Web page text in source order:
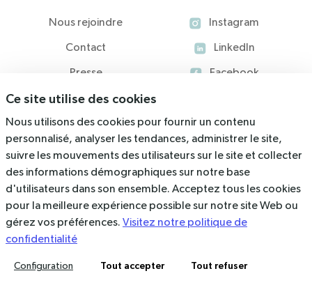
Nous rejoindre
Contact
Presse
Blog
Ressources
Instagram
LinkedIn
Facebook
536 Rue du Rajol, 34130 Mauguio
contact@arkolia.com
Mentions légales
Ce site utilise des cookies
Nous utilisons des cookies pour fournir un contenu
personnalisé, analyser les tendances, administrer le site,
suivre les mouvements des utilisateurs sur le site et collecter
des informations démographiques sur notre base
d'utilisateurs dans son ensemble. Acceptez tous les cookies
pour la meilleure expérience possible sur notre site Web ou
gérez vos préférences. Visitez notre politique de
confidentialité
Configuration Tout accepter Tout refuser